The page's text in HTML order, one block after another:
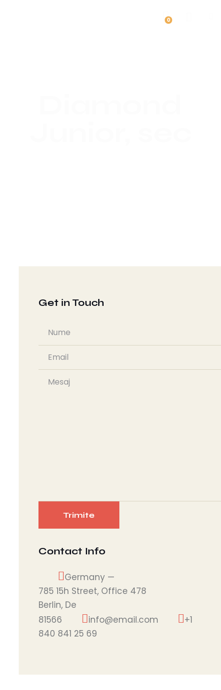
0
Get in Touch
Contact Info
Germany —
785 15h Street, Office 478
Berlin, De
81566
info@email.com
+1
840 841 25 69